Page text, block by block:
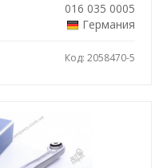
016 035 0005
Германия
Код: 2058470-5